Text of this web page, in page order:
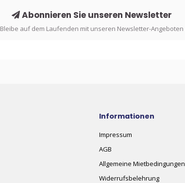
Abonnieren Sie unseren Newsletter
Bleibe auf dem Laufenden mit unseren Newsletter-Angeboten
Informationen
Impressum
AGB
Allgemeine Mietbedingungen
Widerrufsbelehrung